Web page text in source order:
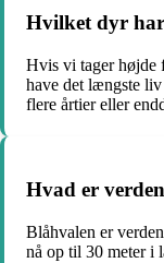
Hvilket dyr
Hvis vi tager højde
have det længste
flere årtier eller
Hvad er
Blåhvalen er
nå op til 30 meter i